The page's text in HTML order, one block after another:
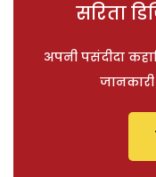
सरिता
अपनी पसंदीदा